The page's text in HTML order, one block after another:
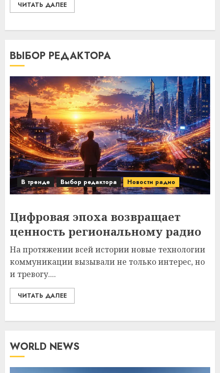
ЧИТАТЬ ДАЛЕЕ
ВЫБОР РЕДАКТОРА
В тренде Выбор редактора Новости радио
Цифровая эпоха возвращает
ценность региональному радио
На протяжении всей истории новые технологии
коммуникации вызывали не только интерес, но
и тревогу....
ЧИТАТЬ ДАЛЕЕ
WORLD NEWS